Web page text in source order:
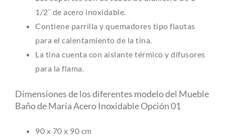
1/2¨ de acero inoxidable.
Contiene parrilla y quemadores tipo flautas
para el calentamiento de la tina.
La tina cuenta con aislante térmico y difusores
para la flama.
Dimensiones de los diferentes modelo del Mueble
Baño de María Acero Inoxidable Opción 01
90 x 70 x 90 cm